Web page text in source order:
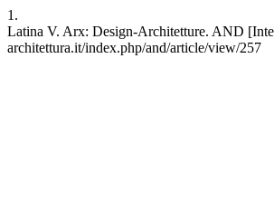
1.
Latina V. Arx: Design-Architetture. AND
architettura.it/index.php/and/article/view/257